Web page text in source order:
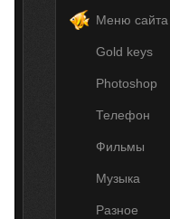
Меню сайта
Gold keys
Photoshop
Телефон
Фильмы
Музыка
Разное